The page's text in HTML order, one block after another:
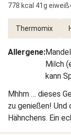
778 kcal 41g eiweiß
Thermomix
Allergene:
Milch
kann
Mhhm … dieses
zu genießen!
Hähnchens. Ein
Gericht, das Dir